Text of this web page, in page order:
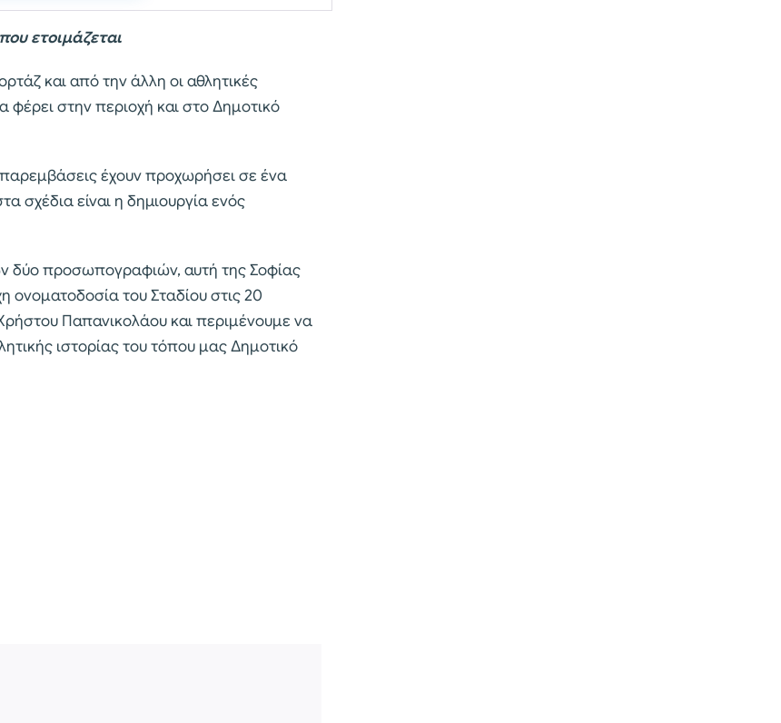
ετοιμάζεται
και από την άλλη οι αθλητικές
φέρει στην περιοχή και στο Δημοτικό
παρεμβάσεις έχουν προχωρήσει σε ένα
είναι η δημιουργία ενός
δύο προσωπογραφιών, αυτή της Σοφίας
ονοματοδοσία του Σταδίου στις 20
Παπανικολάου και περιμένουμε να
ιστορίας του τόπου μας Δημοτικό